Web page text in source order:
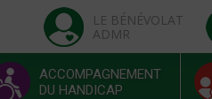
LE BÉNÉVOLAT
ADMR
ACCOMPAGNEMENT
DU HANDICAP